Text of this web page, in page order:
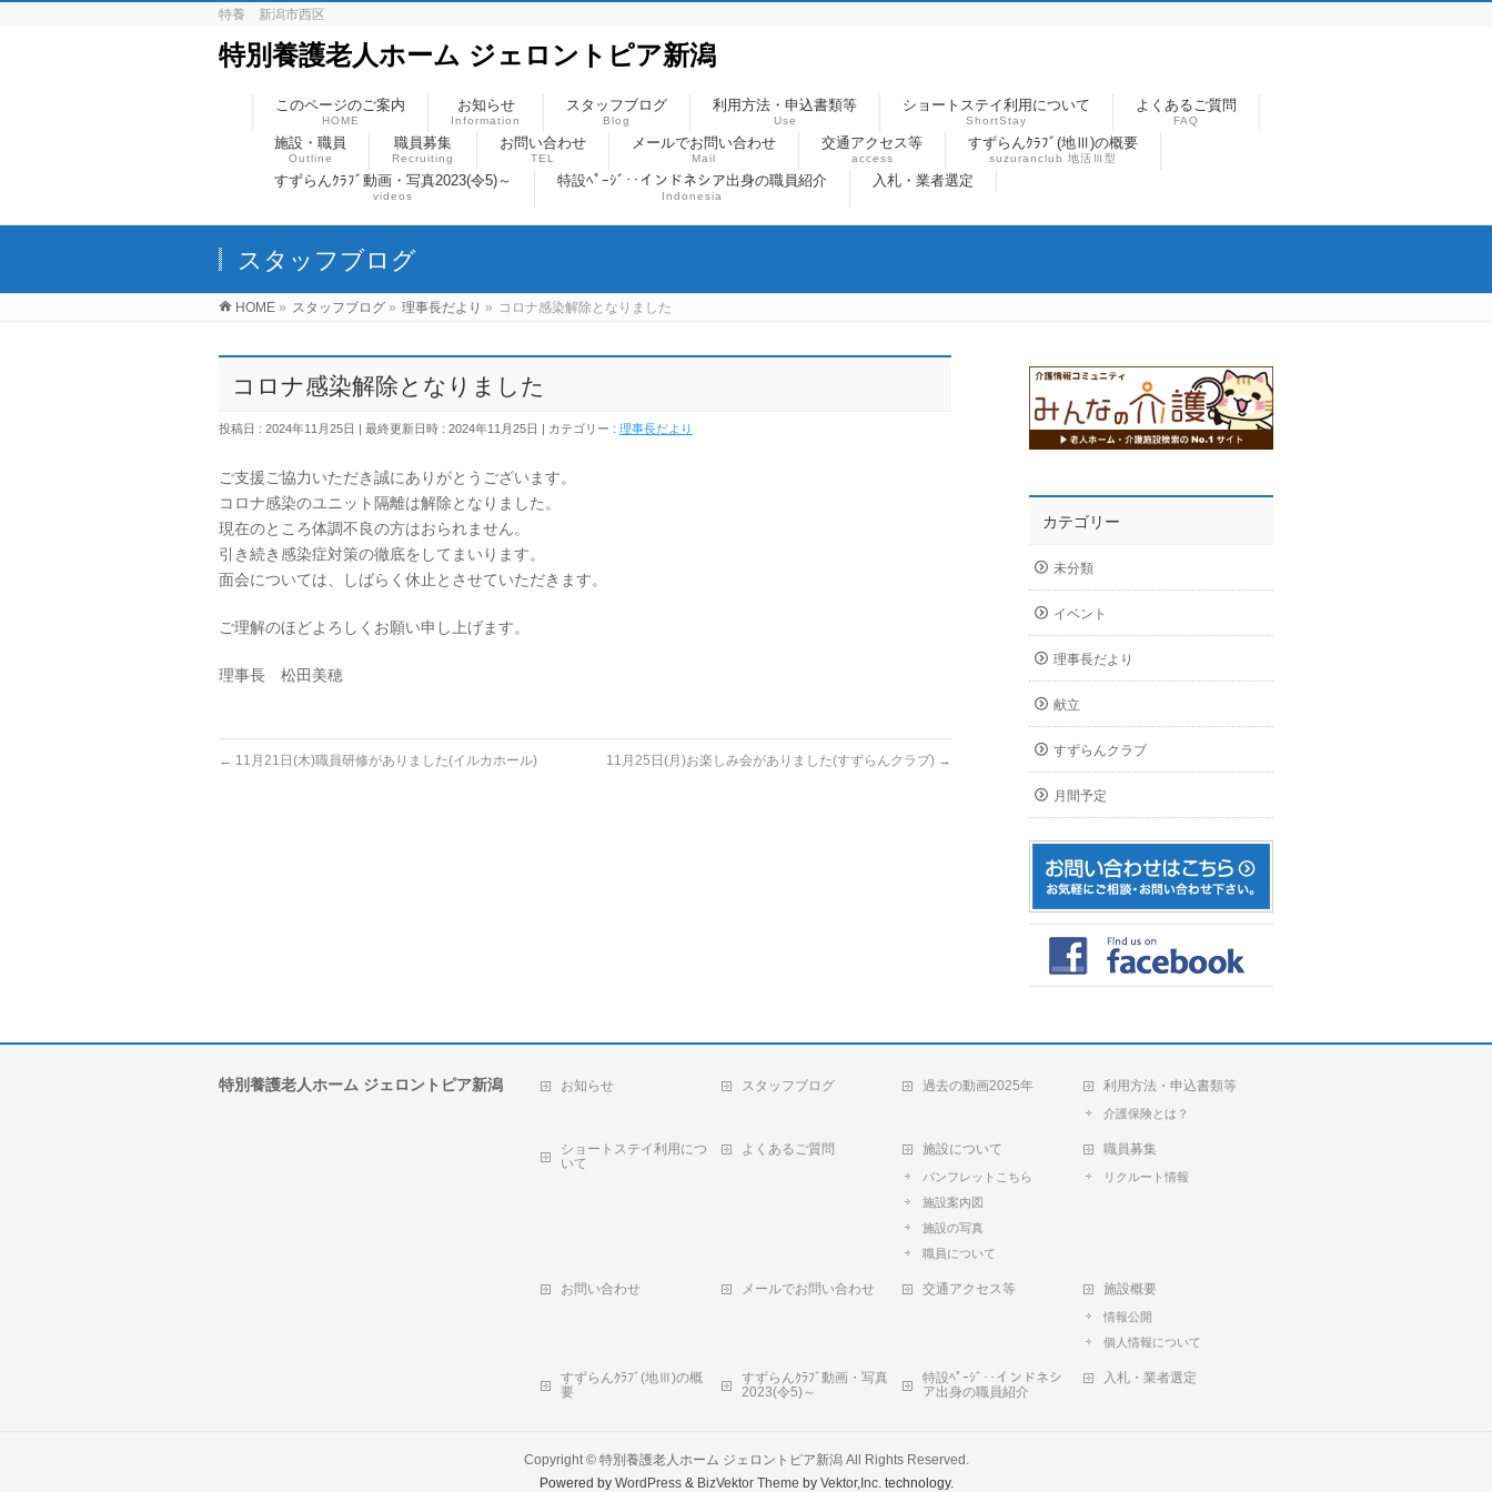
特養 新潟市西区
特別養護老人ホーム ジェロントピア新潟
このページのご案内
HOME
お知らせ
Information
スタッフブログ
Blog
利用方法・申込書類等
Use
ショートステイ利用について
ShortStay
よくあるご質問
FAQ
施設・職員
Outline
職員募集
Recruiting
お問い合わせ
TEL
メールでお問い合わせ
Mail
交通アクセス等
access
すずらんｸﾗﾌﾞ(地Ⅲ)の概要
suzuranclub 地活Ⅲ型
すずらんｸﾗﾌﾞ動画・写真2023(令5)～
videos
特設ﾍﾟｰｼﾞ‥インドネシア出身の職員紹介
Indonesia
入札・業者選定
スタッフブログ
HOME » スタッフブログ » 理事長だより » コロナ感染解除となりました
コロナ感染解除となりました
投稿日 : 2024年11月25日 最終更新日時 : 2024年11月25日 カテゴリー : 理事長だより
ご支援ご協力いただき誠にありがとうございます。
コロナ感染のユニット隔離は解除となりました。
現在のところ体調不良の方はおられません。
引き続き感染症対策の徹底をしてまいります。
面会については、しばらく休止とさせていただきます。
ご理解のほどよろしくお願い申し上げます。
理事長 松田美穂
← 11月21日(木)職員研修がありました(イルカホール) 11月25日(月)お楽しみ会がありました(すずらんクラブ) →
カテゴリー
未分類
イベント
理事長だより
献立
すずらんクラブ
月間予定
特別養護老人ホーム ジェロントピア新潟 お知らせ スタッフブログ 過去の動画2025年 利用方法・申込書類等
介護保険とは？
ショートステイ利用につ
いて
よくあるご質問 施設について
パンフレットこちら
施設案内図
施設の写真
職員について
職員募集
リクルート情報
お問い合わせ メールでお問い合わせ 交通アクセス等 施設概要
情報公開
個人情報について
すずらんｸﾗﾌﾞ(地Ⅲ)の概
要
すずらんｸﾗﾌﾞ動画・写真
2023(令5)～
特設ﾍﾟｰｼﾞ‥インドネシ
ア出身の職員紹介
入札・業者選定
Copyright © 特別養護老人ホーム ジェロントピア新潟All Rights Reserved.
Powered by WordPress& BizVektor Theme by Vektor,Inc.technology.